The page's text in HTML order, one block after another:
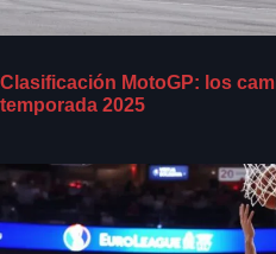
Clasificación MotoGP: los
temporada 2025